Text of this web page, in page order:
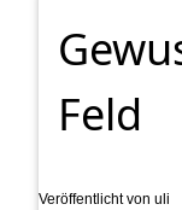
Feld
Veröffentlicht von uli